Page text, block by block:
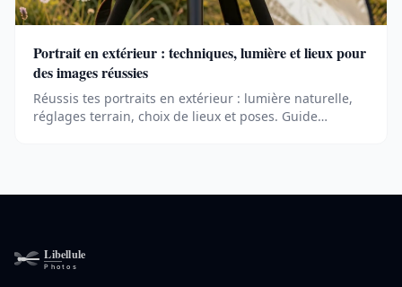
Portrait en extérieur : techniques, lumière et lieux pour
des images réussies
Réussis tes portraits en extérieur : lumière naturelle,
réglages terrain, choix de lieux et poses. Guide